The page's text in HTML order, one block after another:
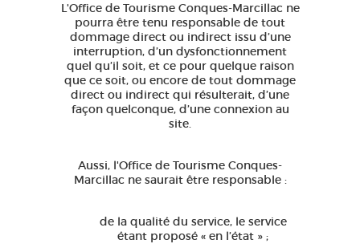
L'Office de Tourisme Conques-Marcillac ne
pourra être tenu responsable de tout
dommage direct ou indirect issu d’une
interruption, d’un dysfonctionnement
quel qu’il soit, et ce pour quelque raison
que ce soit, ou encore de tout dommage
direct ou indirect qui résulterait, d’une
façon quelconque, d’une connexion au
site.
Aussi, l'Office de Tourisme Conques-
Marcillac ne saurait être responsable :
de la qualité du service, le service
étant proposé « en l’état » ;